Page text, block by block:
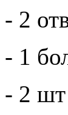
- 2
- 1
- 2 шт